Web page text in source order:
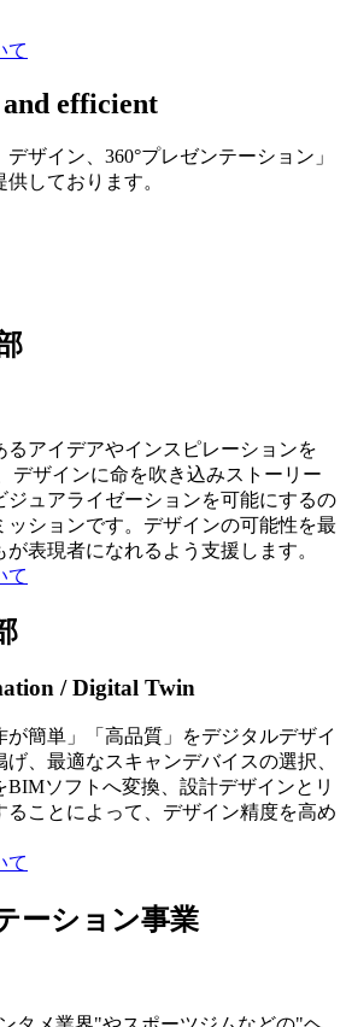
て
efficient
ザイン、360°プレゼンテーション」
しております。
るアイデアやインスピレーションを
デザインに命を吹き込みストーリー
ジュアライゼーションを可能にするの
ッションです。デザインの可能性を最
表現者になれるよう支援します。
て
/ Digital Twin
が簡単」「高品質」をデジタルデザイ
、最適なスキャンデバイスの選択、
ソフトへ変換、設計デザインとリ
ることによって、デザイン精度を高め
て
ーション事業